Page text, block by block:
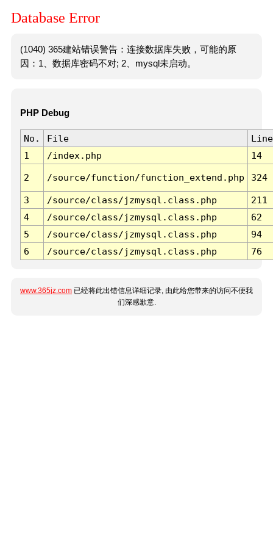
Database Error
(1040) 365建站错误警告：连接数据库失败，可能的原
因：1、数据库密码不对; 2、mysql未启动。
PHP Debug
No. File
Line
1
/index.php 14
2 /source/function/function_extend.php 324
3 /source/class/jzmysql.class.php
211
4
/source/class/jzmysql.class.php
62
5
/source/class/jzmysql.class.php
94
6
/source/class/jzmysql.class.php 76
www.365jz.com 已经将此出错信息详细记录, 由此给您带来的访问不便我
们深感歉意.